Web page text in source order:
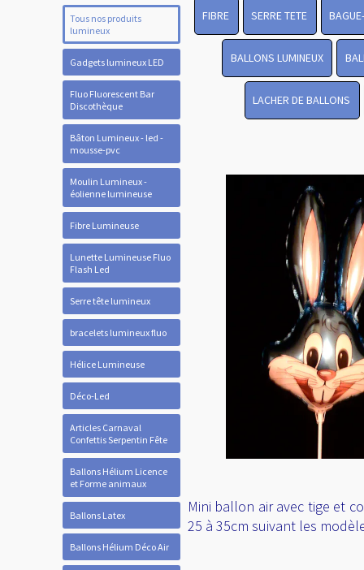
Tous nos produits
lumineux
Gadgets lumineux LED
Fluo Fluorescent Bar
Discothèque
Bâton Lumineux - led -
mousse-pvc
Moulin Lumineux -
éolienne lumineuse
Fibre Lumineuse
Lunette Lumineuse Fluo
Flash Led
Serre tête lumineux
bracelets lumineux fluo
Hélice Lumineuse
Déco-Led
Articles Carnaval
Confettis Serpentin Fête
Ballons Hélium Licence
et Forme animaux
Ballons Latex
Ballons Hélium Déco Air
FIBRE SERRE TETE
BALLONS LUMINEUX
LACHER DE BALLONS
Mini ballon air avec tige et
25 à 35cm suivant les